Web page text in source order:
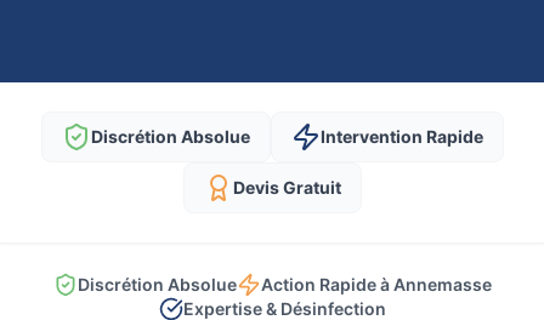
Discrétion Absolue Intervention Rapide
Devis Gratuit
Discrétion Absolue
Action Rapide à Annemasse
Expertise & Désinfection